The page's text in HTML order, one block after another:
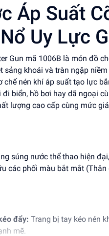
Áp Suất
Uy Lực
Gun mã 1006B là món đồ
khoái và tràn ngập
nén khí áp suất tạo lực
biển, hồ bơi hay dã ngoại
lượng cao cấp cùng mức
súng nước thể thao hiện
các phối màu bắt mắt
đẩy: Trang bị tay kéo nén
mẽ.